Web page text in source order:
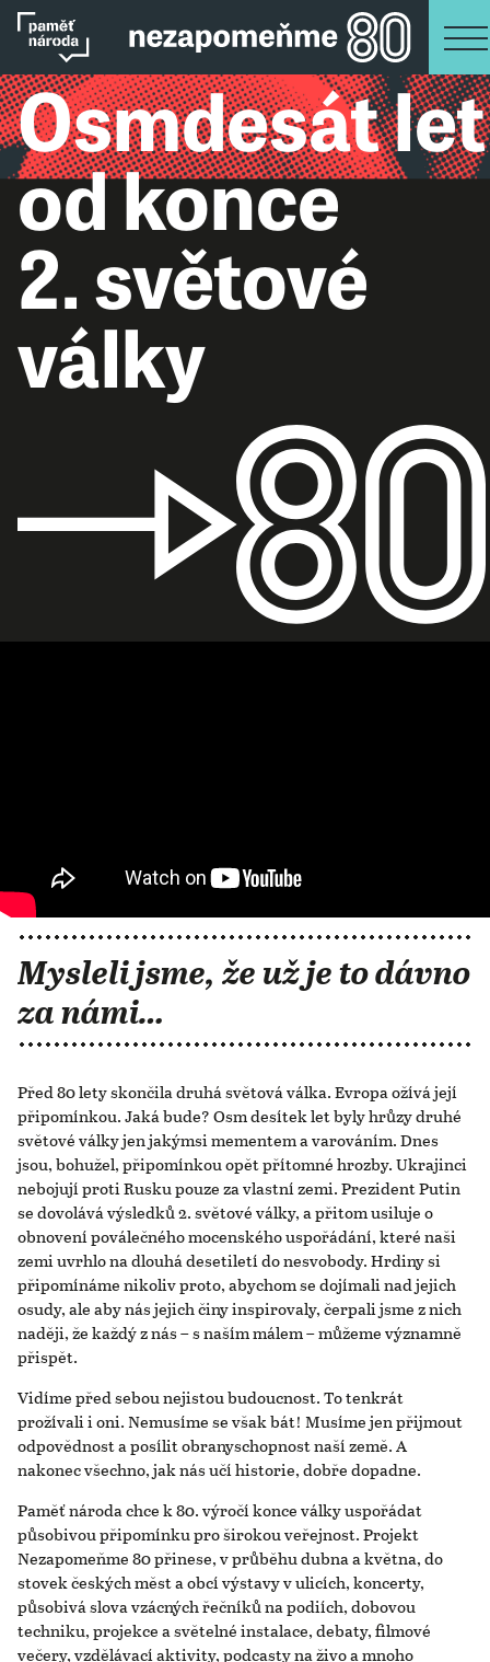
Osmdesát let
od konce
2. světové
války
Mysleli jsme, že už je to dávno
za námi…
Před 80 lety skončila druhá světová válka. Evropa ožívá její
připomínkou. Jaká bude? Osm desítek let byly hrůzy druhé
světové války jen jakýmsi mementem a varováním. Dnes
jsou, bohužel, připomínkou opět přítomné hrozby. Ukrajinci
nebojují proti Rusku pouze za vlastní zemi. Prezident Putin
se dovolává výsledků 2. světové války, a přitom usiluje o
obnovení poválečného mocenského uspořádání, které naši
zemi uvrhlo na dlouhá desetiletí do nesvobody. Hrdiny si
připomínáme nikoliv proto, abychom se dojímali nad jejich
osudy, ale aby nás jejich činy inspirovaly, čerpali jsme z nich
naději, že každý z nás – s naším málem – můžeme významně
přispět.
Vidíme před sebou nejistou budoucnost. To tenkrát
prožívali i oni. Nemusíme se však bát! Musíme jen přijmout
odpovědnost a posílit obranyschopnost naší země. A
nakonec všechno, jak nás učí historie, dobře dopadne.
Paměť národa chce k 80. výročí konce války uspořádat
působivou připomínku pro širokou veřejnost. Projekt
Nezapomeňme 80 přinese, v průběhu dubna a května, do
stovek českých měst a obcí výstavy v ulicích, koncerty,
působivá slova vzácných řečníků na podiích, dobovou
techniku, projekce a světelné instalace, debaty, filmové
večery, vzdělávací aktivity, podcasty na živo a mnoho